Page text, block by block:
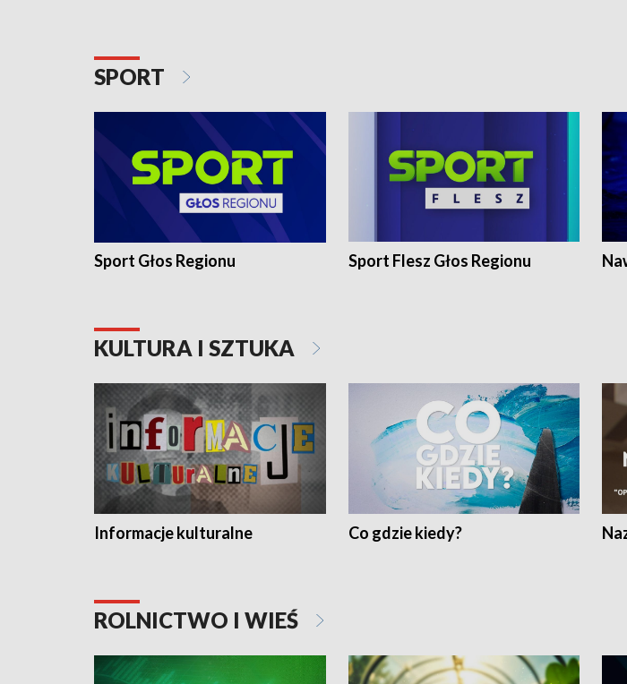
SPORT
Sport Głos Regionu Sport Flesz Głos Regionu
KULTURA I SZTUKA
Informacje kulturalne Co gdzie kiedy?
ROLNICTWO I WIEŚ